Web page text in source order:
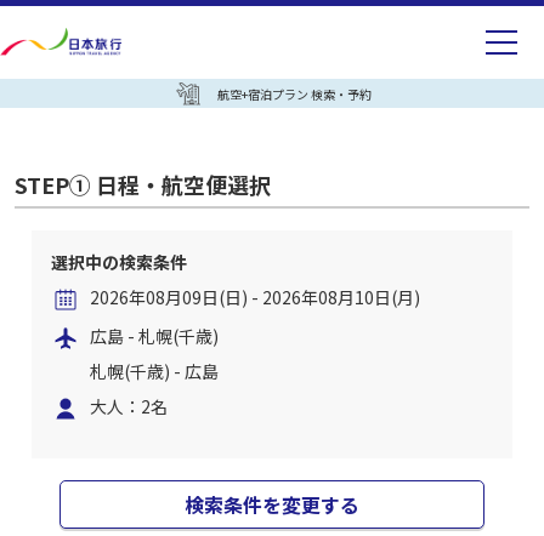
航空+宿泊プラン 検索・予約
STEP① 日程・航空便選択
選択中の検索条件
2026年08月09日(日) - 2026年08月10日(月)
広島 - 札幌(千歳)
札幌(千歳) - 広島
大人：2名
検索条件を変更する